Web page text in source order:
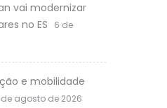
vai modernizar
no ES
6 de
e mobilidade
agosto de 2026